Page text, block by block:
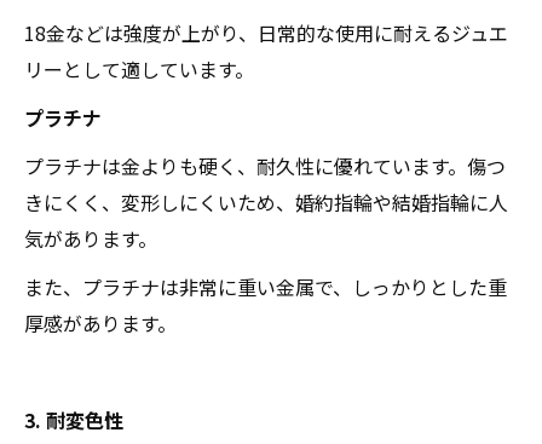
18金などは強度が上がり、日常的な使用に耐えるジュエ
リーとして適しています。
プラチナ
プラチナは金よりも硬く、耐久性に優れています。傷つ
きにくく、変形しにくいため、婚約指輪や結婚指輪に人
気があります。
また、プラチナは非常に重い金属で、しっかりとした重
厚感があります。
3. 耐変色性